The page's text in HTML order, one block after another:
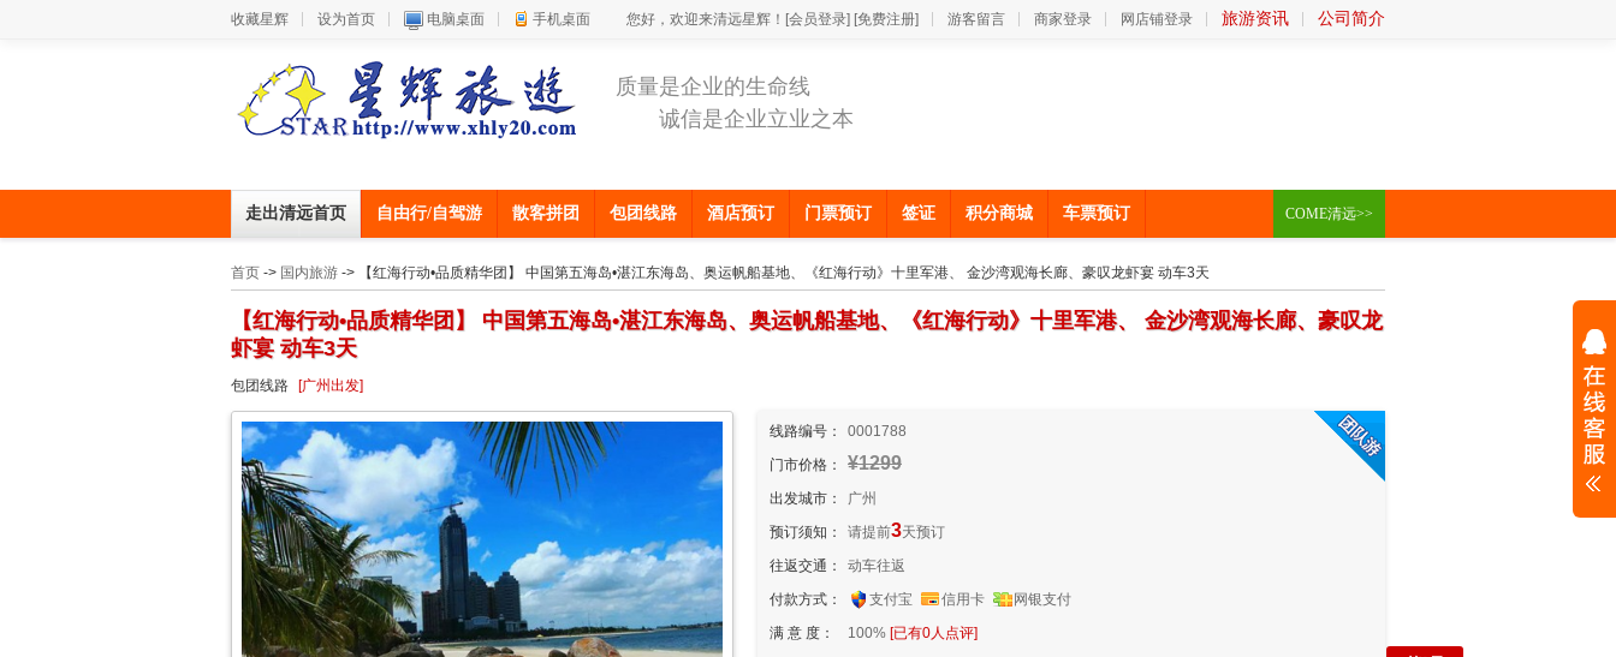
收藏星辉 设为首页 电脑桌面 手机桌面 您好，欢迎来清远星辉！ [会员登录] [免费注册] 游客留言 商家登录 网店铺登录 旅游资讯 公司简介
质量是企业的生命线
诚信是企业立业之本
走出清远首页 自由行/自驾游 散客拼团 包团线路 酒店预订 门票预订 签证 积分商城 车票预订 COME清远>>
首页 -> 国内旅游 -> 【红海行动•品质精华团】 中国第五海岛•湛江东海岛、奥运帆船基地、《红海行动》十里军港、 金沙湾观海长廊、豪叹龙虾宴 动车3天
【红海行动•品质精华团】 中国第五海岛•湛江东海岛、奥运帆船基地、《红海行动》十里军港、 金沙湾观海长廊、豪叹龙
虾宴 动车3天
包团线路 [广州出发]
线路编号：
0001788
门市价格：
¥1299
出发城市：
广州
预订须知：
请提前3天预订
往返交通：
动车往返
付款方式：
支付宝 信用卡
网银支付
满 意 度：
100% [已有0人点评]